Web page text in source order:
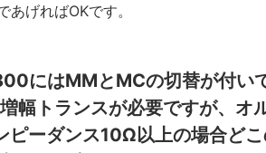
げればOKです。
にはMMとMCの切替が付い
幅トランスが必要ですが、オ
ピーダンス10Ω以上の場合ど